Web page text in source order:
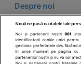
Despre noi
Legal
Drepturile
Nouă ne pasă ca datele tale
Noi și partenerii noștri961
identificatorii cookie unici
gestiona preferințele dvs. făcând
în orice moment pe pagina cu
partenerilor noștri și nu vă vor
Noi si partenerii nostri (retelele